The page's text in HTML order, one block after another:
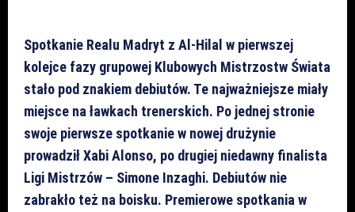
Spotkanie Realu Madryt z Al-Hilal w pierwszej
kolejce fazy grupowej Klubowych Mistrzostw Świata
stało pod znakiem debiutów. Te najważniejsze miały
miejsce na ławkach trenerskich. Po jednej stronie
swoje pierwsze spotkanie w nowej drużynie
prowadził Xabi Alonso, po drugiej niedawny finalista
Ligi Mistrzów – Simone Inzaghi. Debiutów nie
zabrakło też na boisku. Premierowe spotkania w